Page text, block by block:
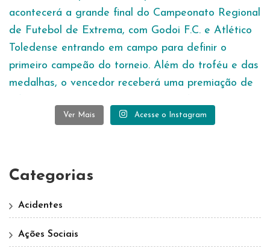
Ver Mais Acesse o Instagram
Categorias
Acidentes
Ações Sociais